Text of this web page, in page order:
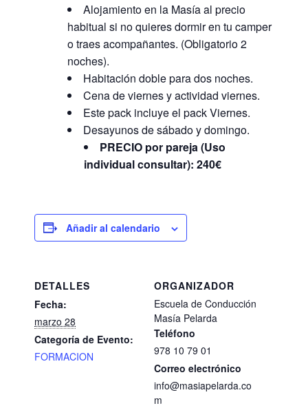
Alojamiento en la Masía al precio
habitual si no quieres dormir en tu camper
o traes acompañantes. (Obligatorio 2
noches).
Habitación doble para dos noches.
Cena de viernes y actividad viernes.
Este pack incluye el pack Viernes.
Desayunos de sábado y domingo.
PRECIO por pareja (Uso
individual consultar): 240€
Añadir al calendario
DETALLES
Fecha:
marzo 28
Categoría de Evento:
FORMACION
ORGANIZADOR
Escuela de Conducción
Masía Pelarda
Teléfono
978 10 79 01
Correo electrónico
info@masiapelarda.co
m